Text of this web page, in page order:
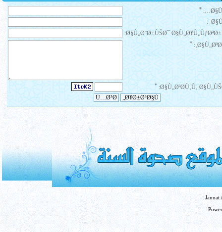
*
Ø§Ù„Ø¨Ø±ÙŠØ¯
*
Ø§Ù„ØªØ­Ù‚Ù‚
*
Jannat